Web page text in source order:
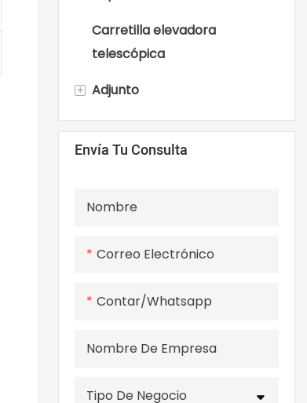
Cargadores de ruedas
grandes
Carretilla elevadora
telescópica
+ Adjunto
Accesorios para
minicargadoras
Envía Tu Consulta
Nombre
Correo Electrónico
Contar/whatsapp
Nombre De Empresa
Tipo De Negocio